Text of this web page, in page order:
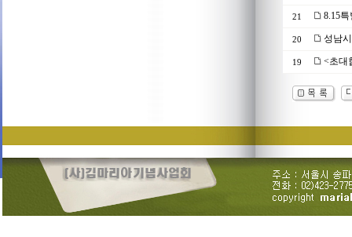
21 8.15
20 성남
19 <초대